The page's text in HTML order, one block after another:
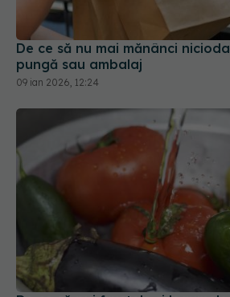
09 ian 2026, 12:24
De ce să pui fructele și legumele
bicarbonat înainte să le mănânci
07 feb 2026, 18:25